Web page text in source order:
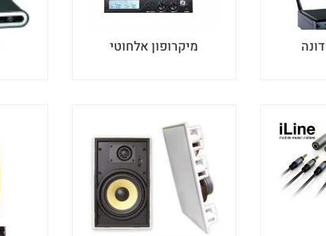
מיקרופון אלחוטי